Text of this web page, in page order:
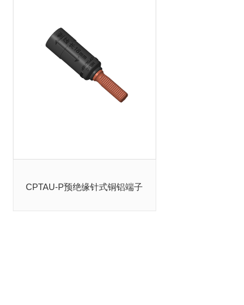
CPTAU-P预绝缘针式铜铝端子